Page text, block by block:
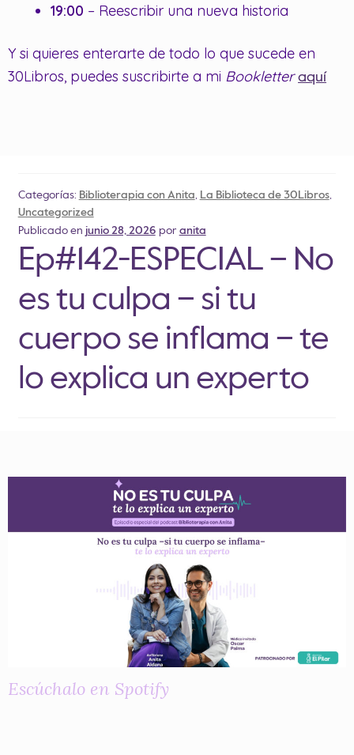
19:00 – Reescribir una nueva historia
Y si quieres enterarte de todo lo que sucede en
30Libros, puedes suscribirte a mi Bookletter aquí
Categorías: Biblioterapia con Anita, La Biblioteca de 30Libros,
Uncategorized
Publicado en junio 28, 2026 por anita
Ep#142-ESPECIAL – No
es tu culpa – si tu
cuerpo se inflama – te
lo explica un experto
Escúchalo en Spotify